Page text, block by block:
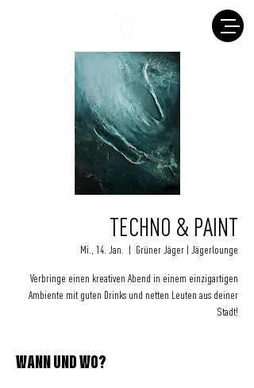
TECHNO & PAINT
Mi., 14. Jan. Grüner Jäger | Jägerlounge
Verbringe einen kreativen Abend in einem einzigartigen
Ambiente mit guten Drinks und netten Leuten aus deiner
Stadt!
WANN UND WO?